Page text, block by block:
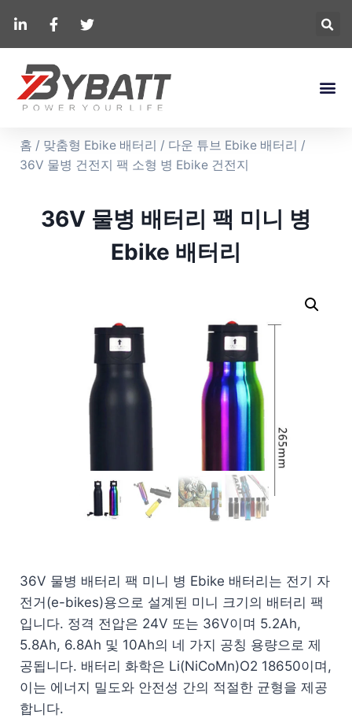
홈 / 맞춤형 Ebike 배터리 / 다운 튜브 Ebike 배터리 /
36V 물병 건전지 팩 소형 병 Ebike 건전지
36V 물병 배터리 팩 미니 병
Ebike 배터리
36V 물병 배터리 팩 미니 병 Ebike 배터리는 전기 자
전거(e-bikes)용으로 설계된 미니 크기의 배터리 팩
입니다. 정격 전압은 24V 또는 36V이며 5.2Ah,
5.8Ah, 6.8Ah 및 10Ah의 네 가지 공칭 용량으로 제
공됩니다. 배터리 화학은 Li(NiCoMn)O2 18650이며,
이는 에너지 밀도와 안전성 간의 적절한 균형을 제공
합니다.